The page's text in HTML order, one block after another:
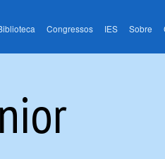
Congressos IES Sobre